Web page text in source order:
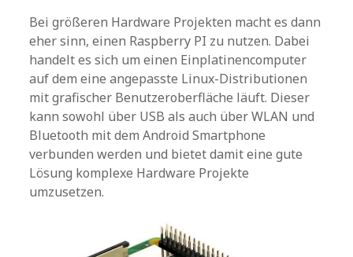
Bei größeren Hardware Projekten macht es dann
eher sinn, einen Raspberry PI zu nutzen. Dabei
handelt es sich um einen Einplatinencomputer
auf dem eine angepasste Linux-Distributionen
mit grafischer Benutzeroberfläche läuft. Dieser
kann sowohl über USB als auch über WLAN und
Bluetooth mit dem Android Smartphone
verbunden werden und bietet damit eine gute
Lösung komplexe Hardware Projekte
umzusetzen.